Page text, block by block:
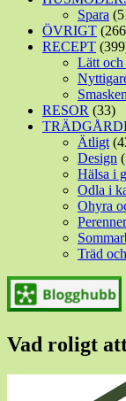
Spara
ÖVRIGT
RECEPT
Lätt och
RESOR (33)
Ätligt
Design
Hälsa i
Odla i
Ohyra
Perenner
Träd
Vad roligt